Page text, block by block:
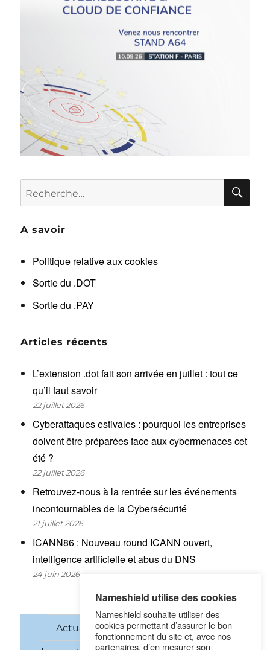
Recherche
pour :
A savoir
Politique relative aux cookies
Sortie du .DOT
Sortie du .PAY
Articles récents
L’extension .dot fait son arrivée en juillet : tout ce
qu’il faut savoir
22 juillet 2026
Cyberattaques estivales : pourquoi les entreprises
doivent être préparées face aux cybermenaces cet
été ?
22 juillet 2026
Retrouvez-nous à la rentrée sur les événements
incontournables de la Cybersécurité
21 juillet 2026
ICANN86 : Nouveau round ICANN ouvert,
intelligence artificielle et abus du DNS
24 juin 2026
Actualités Noms de domaine
Nameshield utilise des cookies
Nameshield souhaite utiliser des
cookies permettant d’assurer le bon
fonctionnement du site et, avec nos
partenaires, d’en mesurer son